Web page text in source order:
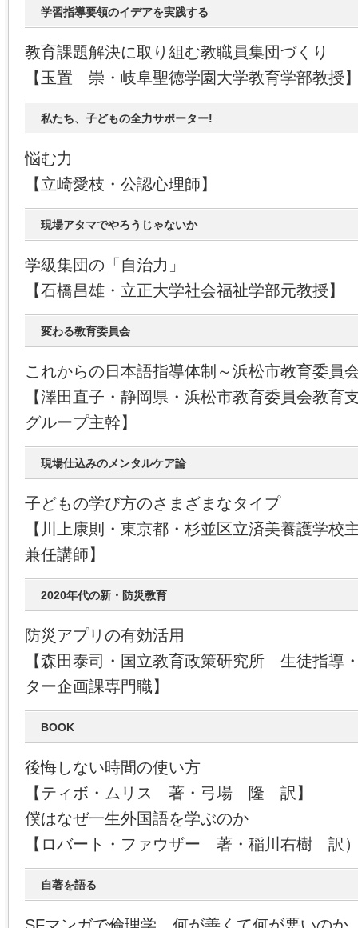
学習指導要領のイデアを実践する
教育課題解決に取り組む教職員集団づくり
【玉置 崇・岐阜聖徳学園大学教育学部教授
私たち、子どもの全力サポーター!
悩む力
【立崎愛枝・公認心理師】
現場アタマでやろうじゃないか
学級集団の「自治力」
【石橋昌雄・立正大学社会福祉学部元教授】
変わる教育委員会
これからの日本語指導体制～浜松市教育委員
【澤田直子・静岡県・浜松市教育委員会教育
グループ主幹】
現場仕込みのメンタルケア論
子どもの学び方のさまざまなタイプ
【川上康則・東京都・杉並区立済美養護学校
兼任講師】
2020年代の新・防災教育
防災アプリの有効活用
【森田泰司・国立教育政策研究所 生徒指導
ター企画課専門職】
BOOK
後悔しない時間の使い方
【ティボ・ムリス 著・弓場 隆 訳】
僕はなぜ一生外国語を学ぶのか
【ロバート・ファウザー 著・稲川右樹 訳
自著を語る